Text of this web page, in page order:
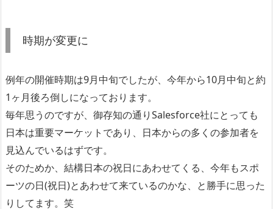
時期が変更に
例年の開催時期は9月中旬でしたが、今年から10月中旬と約
1ヶ月後ろ倒しになっております。
毎年思うのですが、御存知の通りSalesforce社にとっても
日本は重要マーケットであり、日本からの多くの参加者を
見込んでいるはずです。
そのためか、結構日本の祝日にあわせてくる、今年もスポ
ーツの日(祝日)とあわせて来ているのかな、と勝手に思った
りしてます。笑